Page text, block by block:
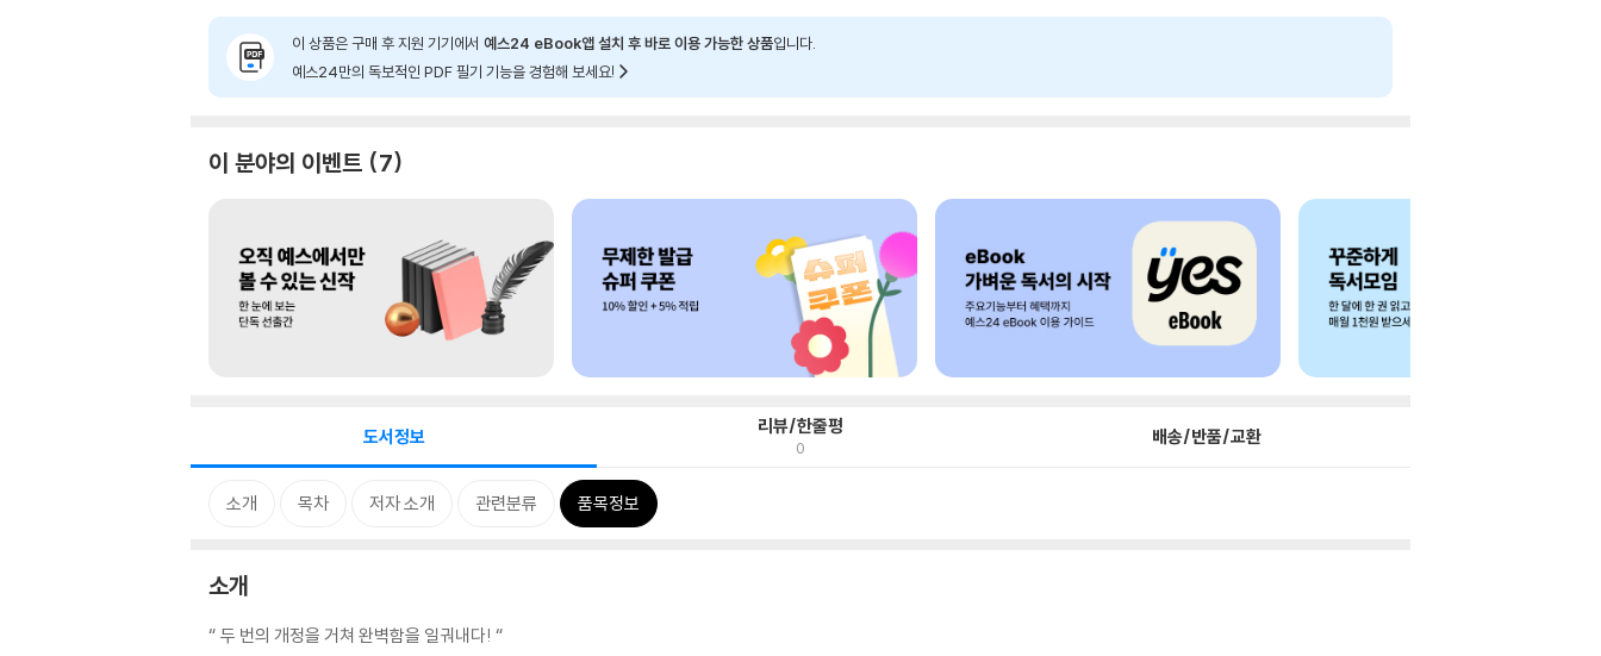
이 상품은 구매 후 지원 기기에서 예스24 eBook앱 설치 후 바로 이용 가능한 상품입니다.
예스24만의 독보적인 PDF 필기 기능을 경험해 보세요!
이 분야의 이벤트 7
도서정보 리뷰/한줄평
0 배송/반품/교환
소개 목차 저자 소개 관련분류 품목정보
소개
“ 두 번의 개정을 거쳐 완벽함을 일궈내다! “